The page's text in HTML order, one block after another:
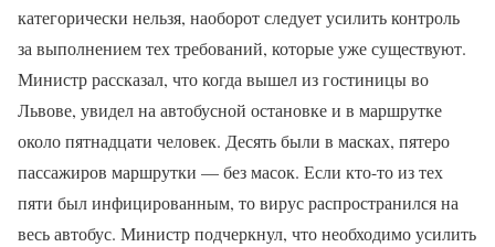
категорически нельзя, наоборот следует усилить контроль
за выполнением тех требований, которые уже существуют.
Министр рассказал, что когда вышел из гостиницы во
Львове, увидел на автобусной остановке и в маршрутке
около пятнадцати человек. Десять были в масках, пятеро
пассажиров маршрутки — без масок. Если кто-то из тех
пяти был инфицированным, то вирус распространился на
весь автобус. Министр подчеркнул, что необходимо усилить